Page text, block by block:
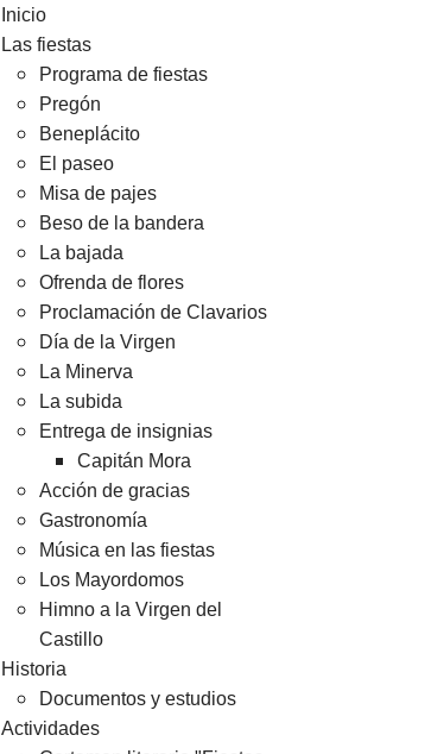
Inicio
Las fiestas
Programa de fiestas
Pregón
Beneplácito
El paseo
Misa de pajes
Beso de la bandera
La bajada
Ofrenda de flores
Proclamación de Clavarios
Día de la Virgen
La Minerva
La subida
Entrega de insignias
Capitán Mora
Acción de gracias
Gastronomía
Música en las fiestas
Los Mayordomos
Himno a la Virgen del
Castillo
Historia
Documentos y estudios
Actividades